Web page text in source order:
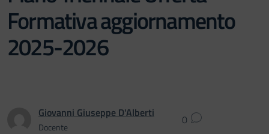
Formativa aggiornamento
2025-2026
Giovanni Giuseppe D'Alberti
Docente 0